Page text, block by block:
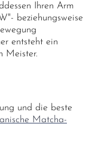
Ihren Arm
beziehungsweise
entsteht ein
Meister.
und die beste
Matcha-